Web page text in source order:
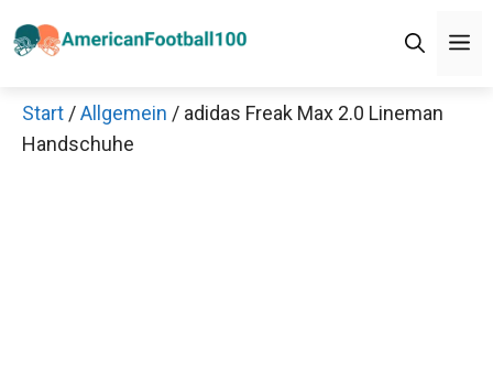
Inhalt
Start /Allgemein / adidas Freak Max 2.0 Lineman
Handschuhe